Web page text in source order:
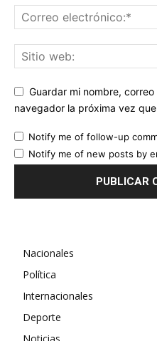
Guardar mi nombre,
navegador la próxima vez
Notify me of follow-up
Notify me of new posts by
Nacionales
Política
Internacionales
Deporte